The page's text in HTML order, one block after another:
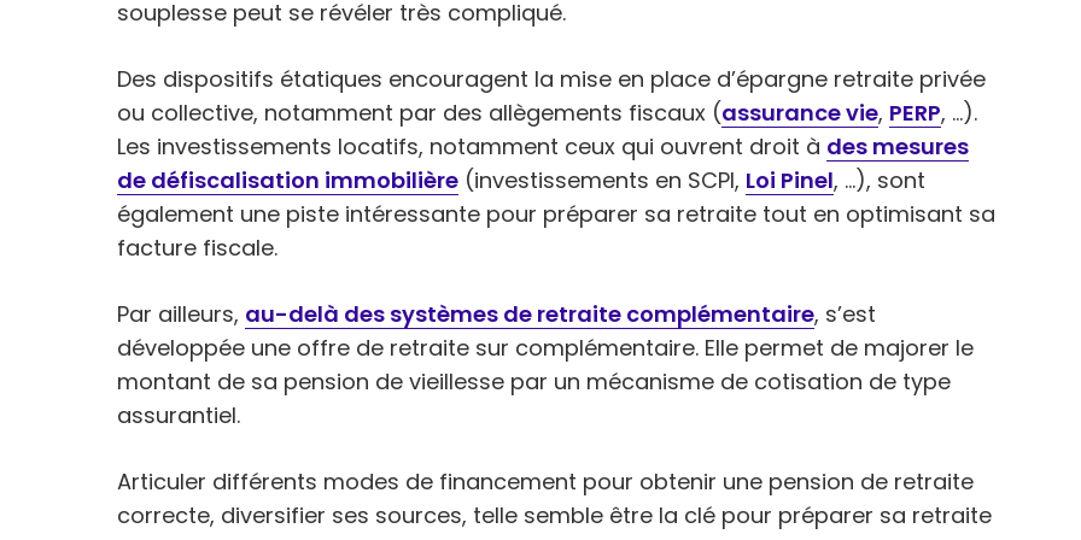
souplesse peut se révéler très compliqué.
Des dispositifs étatiques encouragent la mise en place d’épargne retraite privée
ou collective, notamment par des allègements fiscaux (assurance vie, PERP, …).
Les investissements locatifs, notamment ceux qui ouvrent droit à des mesures
de défiscalisation immobilière (investissements en SCPI, Loi Pinel, …), sont
également une piste intéressante pour préparer sa retraite tout en optimisant sa
facture fiscale.
Par ailleurs, au-delà des systèmes de retraite complémentaire, s’est
développée une offre de retraite sur complémentaire. Elle permet de majorer le
montant de sa pension de vieillesse par un mécanisme de cotisation de type
assurantiel.
Articuler différents modes de financement pour obtenir une pension de retraite
correcte, diversifier ses sources, telle semble être la clé pour préparer sa retraite